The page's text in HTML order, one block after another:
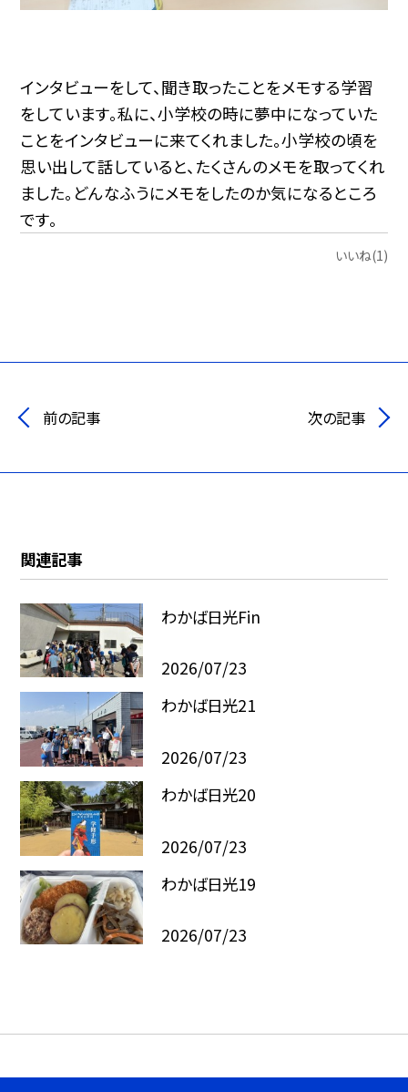
インタビューをして、聞き取ったことをメモする学習
をしています。私に、小学校の時に夢中になっていた
ことをインタビューに来てくれました。小学校の頃を
思い出して話していると、たくさんのメモを取ってくれ
ました。どんなふうにメモをしたのか気になるところ
です。
いいね(1)
前の記事 次の記事
関連記事
わかば日光Fin
2026/07/23
わかば日光21
2026/07/23
わかば日光20
2026/07/23
わかば日光19
2026/07/23